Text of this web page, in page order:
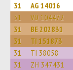
31 AG 14016
31 VD 104472
31 BE 202831
31 TI 151873
31 TI 38058
31 ZH 347431